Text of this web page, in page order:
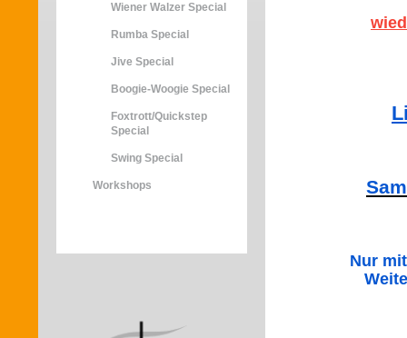
Wiener Walzer Special
Rumba Special
Jive Special
Boogie-Woogie Special
Foxtrott/Quickstep
Special
Swing Special
Workshops
Nur
W